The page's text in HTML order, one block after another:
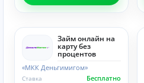
Займ онлайн на
карту без
процентов
«МКК Деньгимигом»
Бесплатно
Ставка